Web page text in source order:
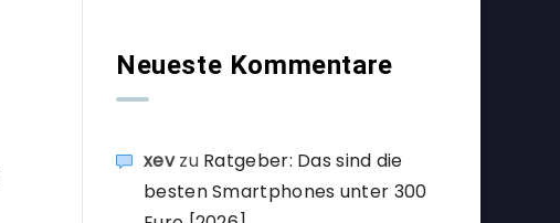
Neueste Kommentare
xevzu Ratgeber: Das sind die
besten Smartphones unter 300